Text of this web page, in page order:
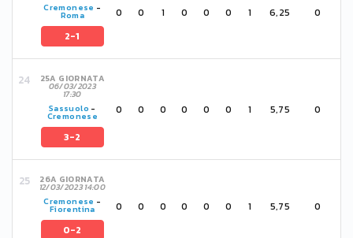
Cremonese -
Roma
2-1
0 0 1 0 0 0 1 6,25 0
25A GIORNATA
06/03/2023
17:30
Sassuolo -
Cremonese
3-2
0 0 0 0 0 0 1 5,75 0
26A GIORNATA
12/03/2023 14:00
Cremonese -
Fiorentina
0-2
0 0 0 0 0 0 1 5,75 0